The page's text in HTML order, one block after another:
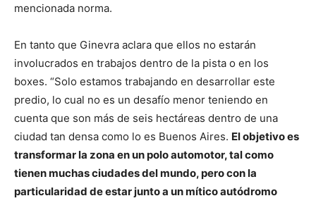
mencionada norma.
En tanto que Ginevra aclara que ellos no estarán
involucrados en trabajos dentro de la pista o en los
boxes. “Solo estamos trabajando en desarrollar este
predio, lo cual no es un desafío menor teniendo en
cuenta que son más de seis hectáreas dentro de una
ciudad tan densa como lo es Buenos Aires. El objetivo es
transformar la zona en un polo automotor, tal como
tienen muchas ciudades del mundo, pero con la
particularidad de estar junto a un mítico autódromo